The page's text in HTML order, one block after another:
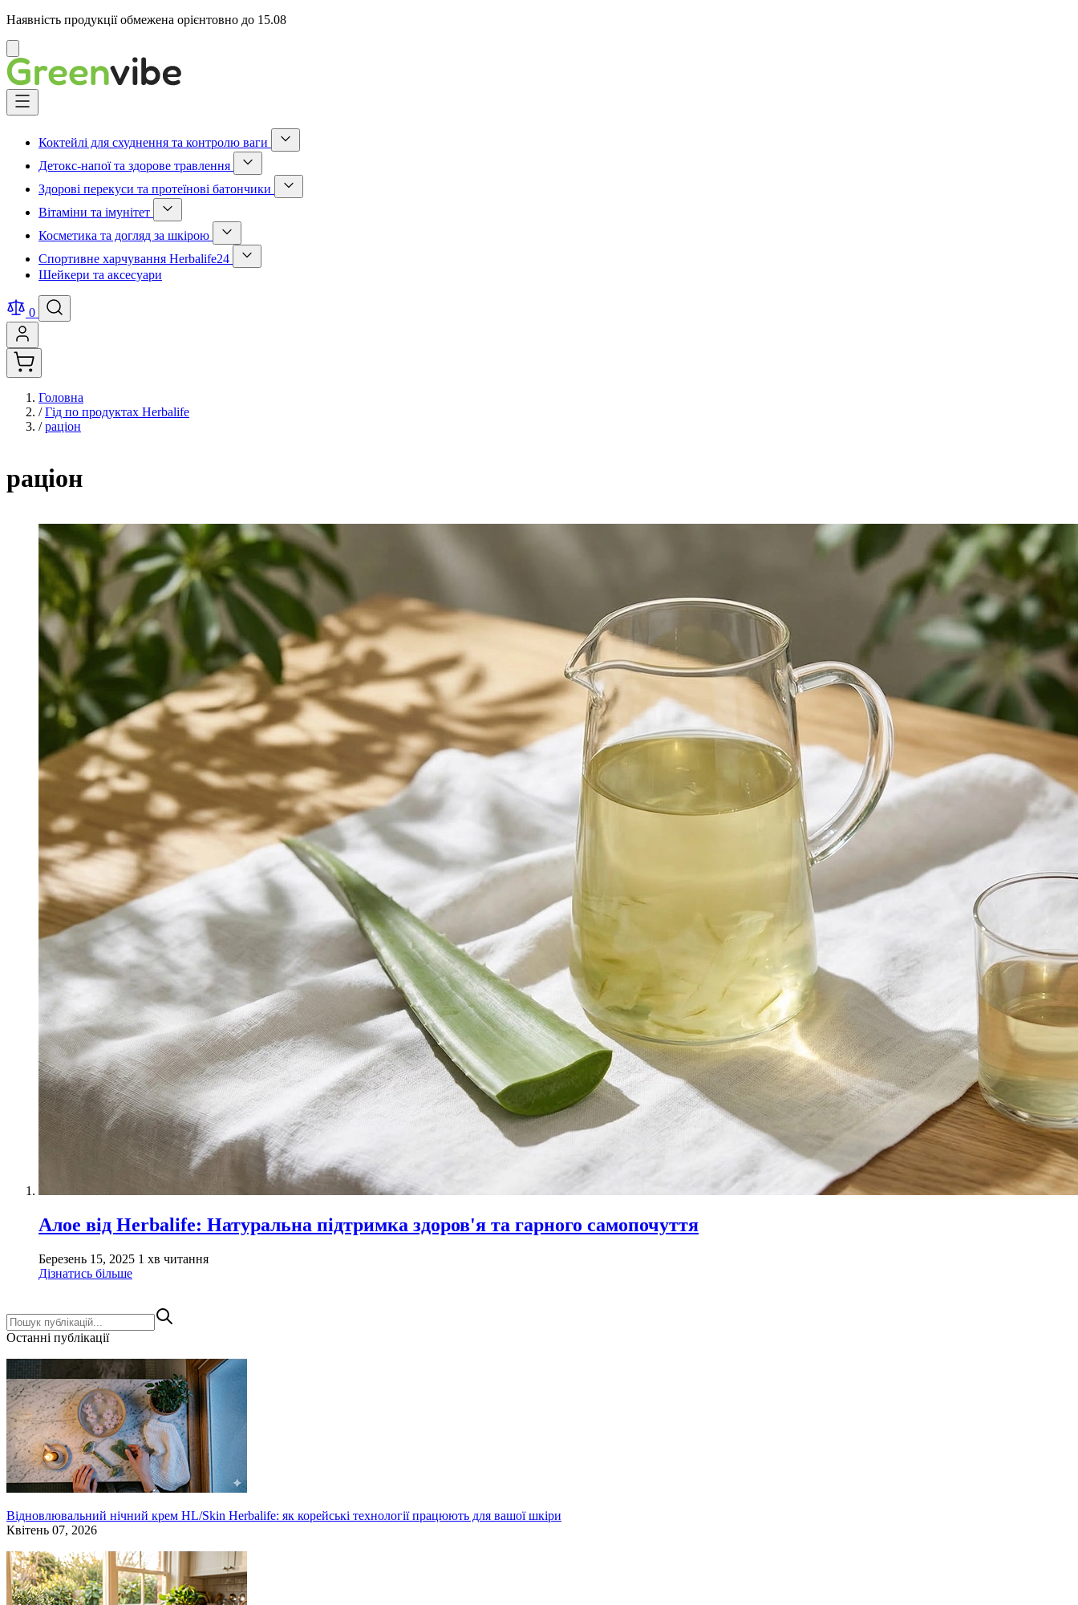
Наявність продукції обмежена орієнтовно до 15.08
Skip
to
Content
Коктейлі для схуднення та контролю ваги
Show
for
Коктейлі
Детокс-напої та здорове травлення
Show
submenu
здорове
Здорові перекуси та протеїнові батончики
Show
Вітаміни та імунітет
Show
submenu
Вітаміни
Косметика та догляд за шкірою
Show
submenu
for
Спортивне харчування Herbalife24
Show
Шейкери та аксесуари
0
Головна
/ Гід по продуктах Herbalife
/ раціон
раціон
Алое від Herbalife: Натуральна підтримка здоров'я та гарного самопочуття
Березень 15, 2025 1 хв читання
Дізнатись більше
Останні публікації
Відновлювальний нічний крем HL/Skin Herbalife: як корейські технології працюють для вашої шкіри
Квітень 07, 2026